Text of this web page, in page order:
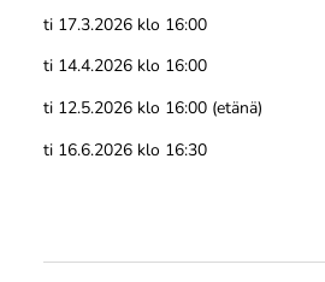
ti 17.3.2026 klo 16:00
ti 14.4.2026 klo 16:00
ti 12.5.2026 klo 16:00 (etänä)
ti 16.6.2026 klo 16:30